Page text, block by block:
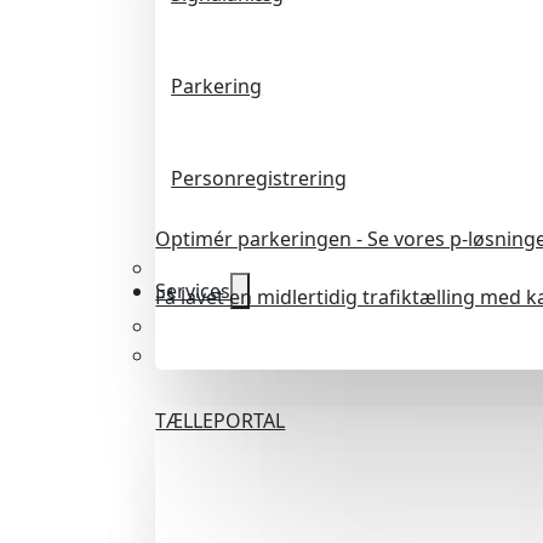
Parkering
Personregistrering
Optimér parkeringen - Se vores p-
Få lavet en midlertidig trafiktælling med
Services
TÆLLEPORTAL